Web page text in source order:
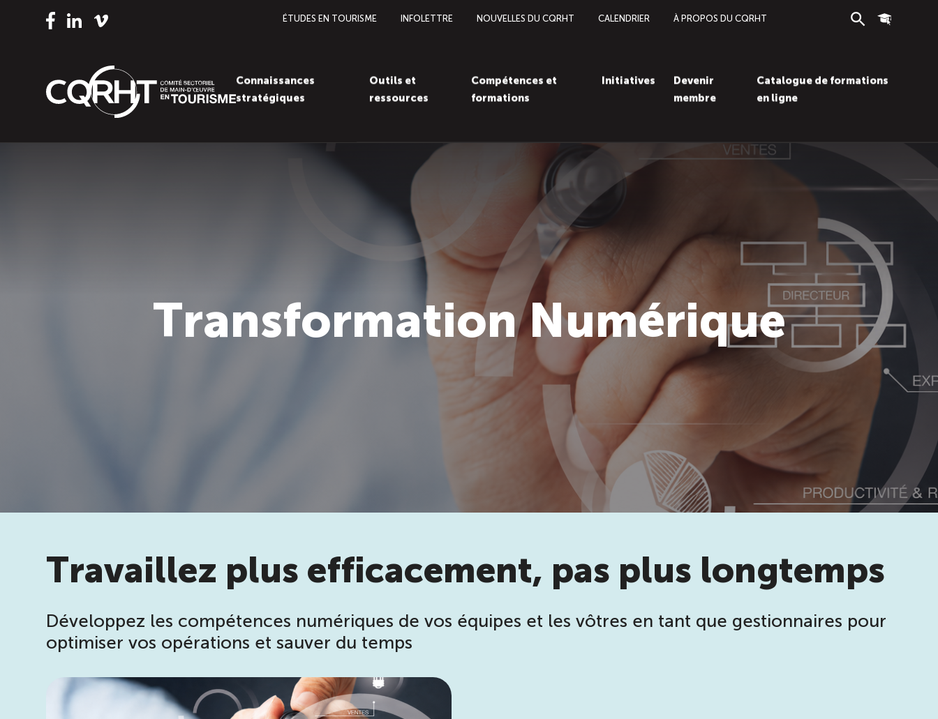
ÉTUDES EN TOURISME INFOLETTRE NOUVELLES DU CQRHT CALENDRIER À PROPOS DU CQRHT
Connaissances
stratégiques
Outils et
ressources
Compétences et
formations
Initiatives
Devenir
membre
Catalogue de formations
en ligne
Transformation Numérique
Travaillez plus efficacement, pas plus longtemps
Développez les compétences numériques de vos équipes et les vôtres en tant que gestionnaires pour
optimiser vos opérations et sauver du temps